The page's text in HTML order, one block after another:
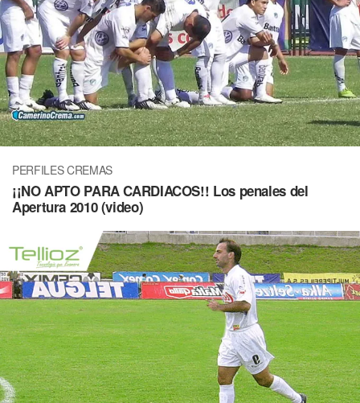
PERFILES CREMAS
¡¡NO APTO PARA CARDIACOS!! Los penales del
Apertura 2010 (video)